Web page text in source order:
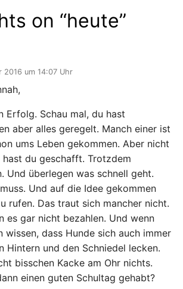
on “heute”
2016 um 14:07 Uhr
Erfolg. Schau mal, du hast
aber alles geregelt. Manch einer ist
ums Leben gekommen. Aber nicht
hast du geschafft. Trotzdem
Und überlegen was schnell geht.
Und auf die Idee gekommen
rufen. Das traut sich mancher nicht.
es gar nicht bezahlen. Und wenn
wissen, dass Hunde sich auch immer
Hintern und den Schniedel lecken.
bisschen Kacke am Ohr nichts.
einen guten Schultag gehabt?